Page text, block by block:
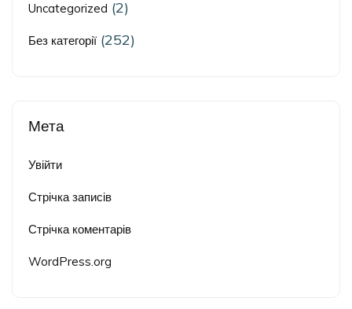
Uncategorized (2)
Без категорії (252)
Мета
Увійти
Стрічка записів
Стрічка коментарів
WordPress.org